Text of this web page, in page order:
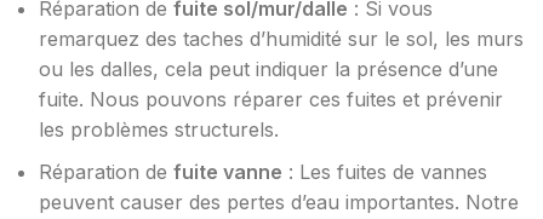
Réparation de fuite sol/mur/dalle : Si vous
remarquez des taches d’humidité sur le sol, les murs
ou les dalles, cela peut indiquer la présence d’une
fuite. Nous pouvons réparer ces fuites et prévenir
les problèmes structurels.
Réparation de fuite vanne : Les fuites de vannes
peuvent causer des pertes d’eau importantes. Notre